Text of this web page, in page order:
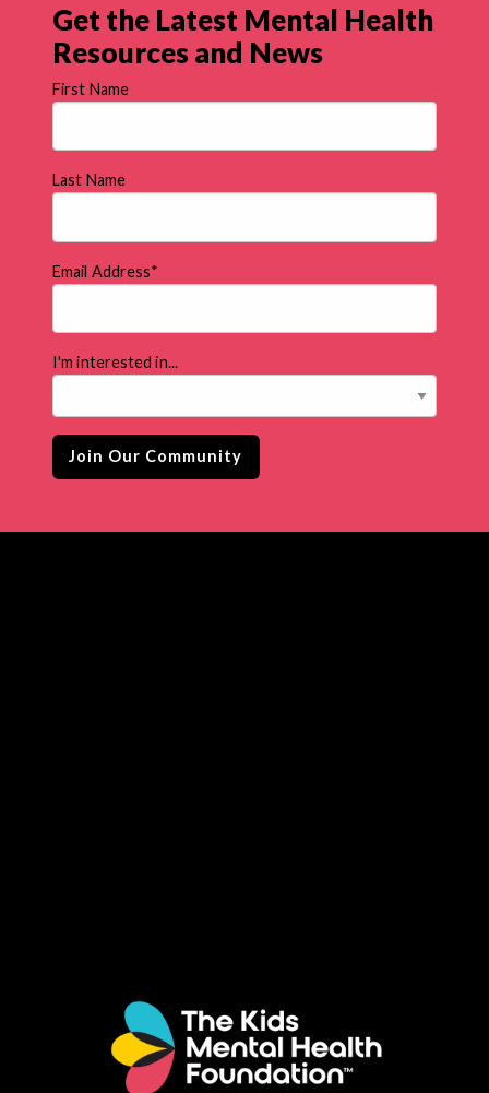
Get the Latest Mental Health
Resources and News
First Name
Last Name
Email Address*
I'm interested in...